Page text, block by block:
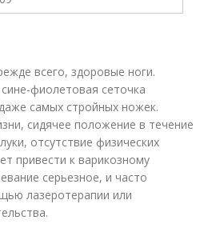
всего, здоровые ноги.
фиолетовая сеточка
самых стройных ножек.
сидячее положение в течение
отсутствие физических
привести к варикозному
серьезное, и часто
лазеротерапии или